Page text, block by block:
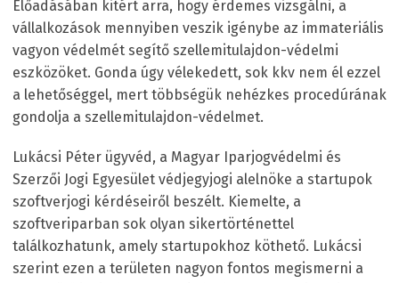
Előadásában kitért arra, hogy érdemes vizsgálni, a
vállalkozások mennyiben veszik igénybe az immateriális
vagyon védelmét segítő szellemitulajdon-védelmi
eszközöket. Gonda úgy vélekedett, sok kkv nem él ezzel
a lehetőséggel, mert többségük nehézkes procedúrának
gondolja a szellemitulajdon-védelmet.
Lukácsi Péter ügyvéd, a Magyar Iparjogvédelmi és
Szerzői Jogi Egyesület védjegyjogi alelnöke a startupok
szoftverjogi kérdéseiről beszélt. Kiemelte, a
szoftveriparban sok olyan sikertörténettel
találkozhatunk, amely startupokhoz köthető. Lukácsi
szerint ezen a területen nagyon fontos megismerni a